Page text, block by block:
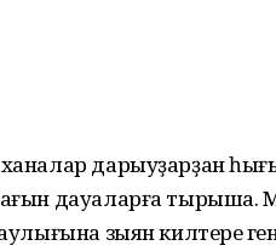
дарыуҙарҙан
дауаларға тырыша.
зыян кил­тереү генә